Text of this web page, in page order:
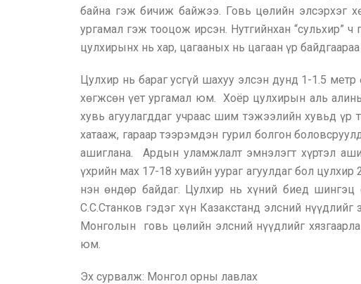
байна гэж бичиж байжээ. Говь цөлийн элсэрхэг
ургамал гэж тооцож ирсэн. Нутгийнхан “сульхир”
цулхирынх нь хар, цагааных нь цагаан үр
Цулхир нь бараг усгүй шахуу элсэн дунд 1-1.5
хөгжсөн үет ургамал юм. Хоёр цулхирын аль
хувь агуулагддаг учраас шим тэжээлийн хувьд үр
хатааж, гараар тээрэмдэн гурил болгон
ашиглана. Ардын уламжлалт эмнэлэгт хүртэл
үхрийн мах 17-18 хувийн уураг агуулдаг бол
нэн өндөр байдаг. Цулхир нь хүний биед шингэц
С.С.Станков гэдэг хүн Казакстанд элсний
Монголын говь цөлийн элсний нүүдлийг
юм.
Эх сурвалж: Монгол орны лавлах